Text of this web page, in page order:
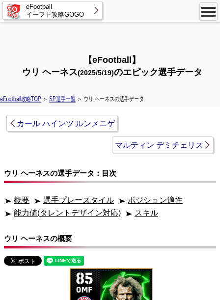
eFootball
イーフト攻略GOGO
【eFootball】
ウリ ヘーネス(2025/5/19)のエピック選手データ
eFootball攻略TOP ＞ SP選手一覧 ＞ ウリ ヘーネスの選手データ
カール ハインツ ルンメニゲ
マルティン デミチェリス
ウリ ヘーネスの選手データ：目次
概要 選手プレースタイル
ポジション適性
能力値(タレントデザイン対応)
スキル
ウリ ヘーネスの概要